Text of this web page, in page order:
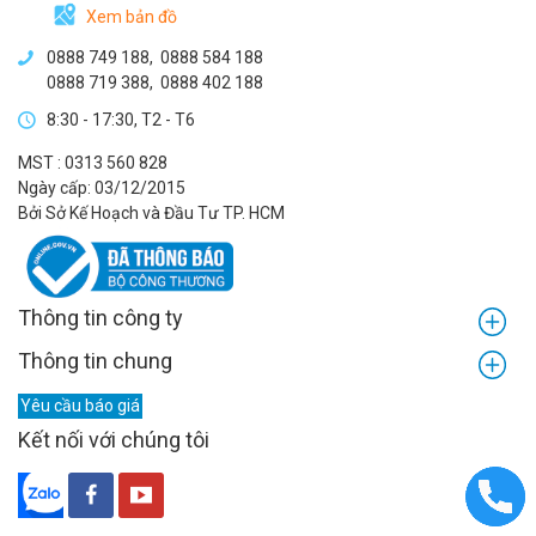
Xem bản đồ
0888 749 188, 0888 584 188
0888 719 388, 0888 402 188
8:30 - 17:30, T2 - T6
MST : 0313 560 828
Ngày cấp: 03/12/2015
Bởi Sở Kế Hoạch và Đầu Tư TP. HCM
Thông tin công ty
Thông tin chung
Yêu cầu báo giá
Kết nối với chúng tôi